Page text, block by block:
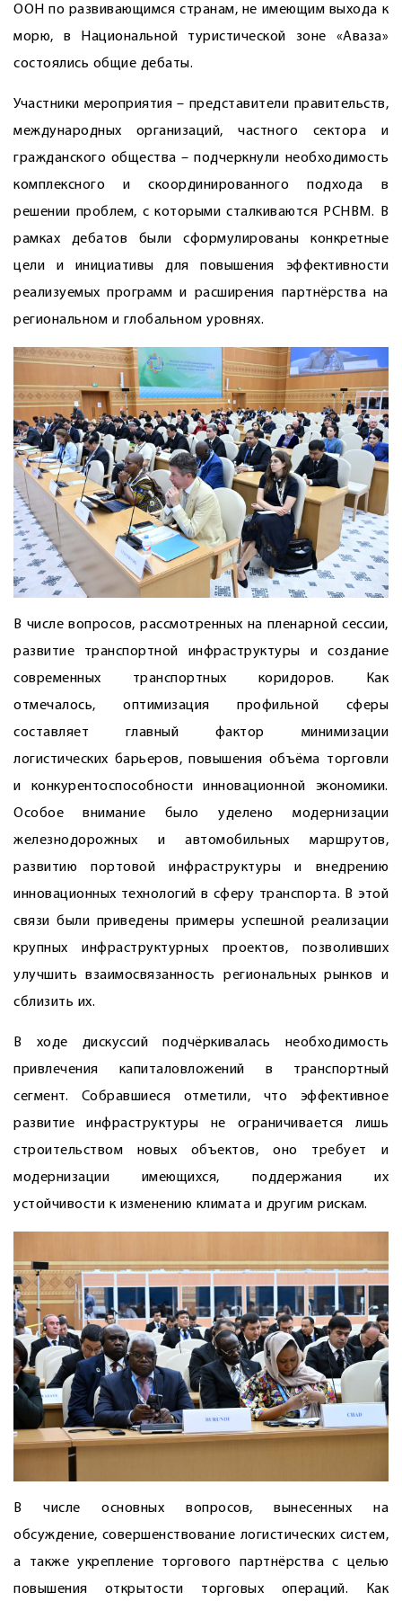
ООН по развивающимся странам, не имеющим выхода к
морю, в Национальной туристической зоне «Аваза»
состоялись общие дебаты.
Участники мероприятия – представители правительств,
международных организаций, частного сектора и
гражданского общества – подчеркнули необходимость
комп­лексного и скоординированного подхода в
решении проблем, с которыми сталкиваются РСНВМ. В
рамках дебатов были сформулированы конкретные
цели и инициативы для повышения эффективности
реализуемых программ и расширения партнёрства на
региональном и глобальном уровнях.
В числе вопросов, рассмотренных на пленарной сессии,
развитие транспортной инфраструктуры и создание
современных транспортных коридоров. Как
отмечалось, оптимизация профильной сферы
составляет главный фактор минимизации
логистических барьеров, повышения объёма торговли
и конкурентоспособности инновационной экономики.
Особое внимание было уделено модернизации
железнодорожных и автомобильных маршрутов,
развитию портовой инфраструктуры и внедрению
инновационных технологий в сферу транспорта. В этой
связи были приведены примеры успешной реализации
крупных инфраструктурных проектов, позволивших
улучшить взаимосвязанность региональных рынков и
сблизить их.
В ходе дискуссий подчёркивалась необходимость
привлечения капиталовложений в транспортный
сегмент. Собравшиеся отметили, что эффективное
развитие инфраструктуры не ограничивается лишь
строительством новых объектов, оно требует и
модернизации имеющихся, поддержания их
устойчивости к изменению климата и другим рискам.
В числе основных вопросов, вынесенных на
обсуждение, совершенствование логистических систем,
а также укреп­ление торгового партнёрства с целью
повышения открытости торговых операций. Как